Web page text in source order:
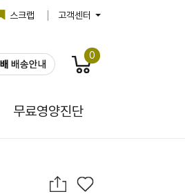
스크랩 고객센터
0
무료영양진단